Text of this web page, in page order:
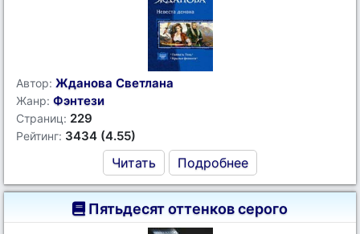
Автор: Жданова Светлана
Жанр: Фэнтези
Страниц: 229
Рейтинг: 3434 (4.55)
Читать Подробнее
Пятьдесят оттенков серого